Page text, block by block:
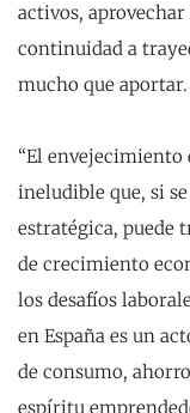
activos,
continuidad a
mucho que aportar.
“El envejecimiento
ineludible que, si
estratégica, puede
de crecimiento
los desafíos
en España es un
de consumo,
espíritu